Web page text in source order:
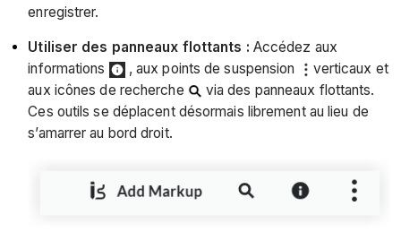
enregistrer.
Utiliser des panneaux flottants : Accédez aux
informations
, aux points de suspension
verticaux et
aux icônes de recherche
via des panneaux flottants.
Ces outils se déplacent désormais librement au lieu de
s’amarrer au bord droit.